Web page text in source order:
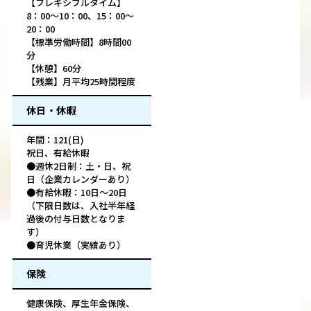
【フレキシブルタイム】
8：00～10：00、15：00～
20：00
【標準労働時間】8時間00
分
【休憩】60分
【残業】月平均25時間程度
休日・休暇
年間：121(日)
祝日、有給休暇
●週休2日制：土・日、祝
日（企業カレンダーあり）
●有給休暇：10日～20日
（下限日数は、入社半年経
過後の付与日数となりま
す）
●育児休業（実績あり）
保険
健康保険、厚生年金保険、